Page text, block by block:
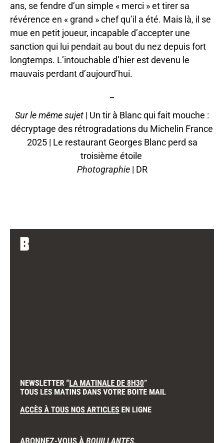
ans, se fendre d’un simple « merci » et tirer sa
révérence en « grand » chef qu’il a été. Mais là, il se
mue en petit joueur, incapable d’accepter une
sanction qui lui pendait au bout du nez depuis fort
longtemps. L’intouchable d’hier est devenu le
mauvais perdant d’aujourd’hui.
Sur le même sujet | Un tir à Blanc qui fait mouche :
décryptage des rétrogradations du Michelin France
2025| Le restaurant Georges Blanc perd sa
troisième étoile
Photographie| DR